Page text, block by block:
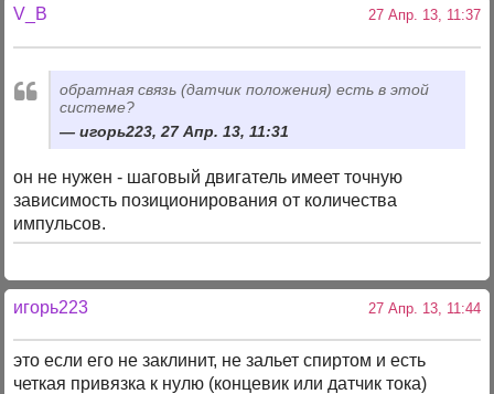
V_B 27 Апр. 13, 11:37
обратная связь (датчик положения) есть в этой
системе?
игорь223, 27 Апр. 13, 11:31
он не нужен - шаговый двигатель имеет точную
зависимость позиционирования от количества
импульсов.
игорь223 27 Апр. 13, 11:44
это если его не заклинит, не зальет спиртом и есть
четкая привязка к нулю (концевик или датчик тока)